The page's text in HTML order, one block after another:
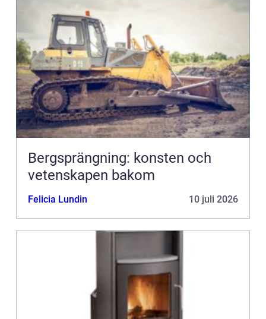
Bergsprängning: konsten och
vetenskapen bakom
Felicia Lundin 10 juli 2026